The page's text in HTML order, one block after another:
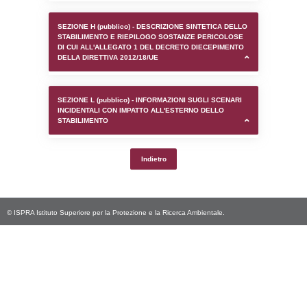
SEZIONE D (pubblico) - INFORMAZIONI
AUTORIZZAZIONI/CERTIFICAZIONI E
CONTROLLO A CUI è SOGGETTO LO
SEZIONE F (pubblico) - DESCRIZIONE
DELL'AMBIENTE/TERRITORIO
STABILIMENTO
SEZIONE H (pubblico) - DESCRIZIONE